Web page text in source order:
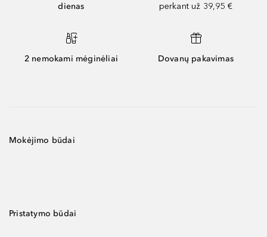
dienas
perkant už 39,95 €
2 nemokami mėginėliai Dovanų pakavimas
Mokėjimo būdai
Pristatymo būdai